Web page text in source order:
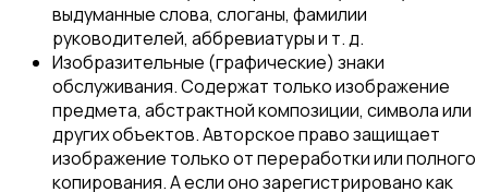
выдуманные слова, слоганы, фамилии
руководителей, аббревиатуры и т. д.
Изобразительные (графические) знаки
обслуживания. Содержат только изображение
предмета, абстрактной композиции, символа или
других объектов. Авторское право защищает
изображение только от переработки или полного
копирования. А если оно зарегистрировано как